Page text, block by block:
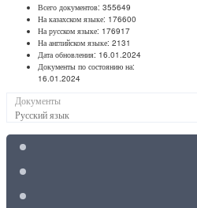
Всего документов: 355649
На казахском языке: 176600
На русском языке: 176917
На английском языке: 2131
Дата обновления: 16.01.2024
Документы по состоянию на:
16.01.2024
Документы
Русский язык